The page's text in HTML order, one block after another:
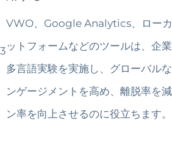
3
VWO、Google Analytics、ローカ
ットフォームなどのツールは、企
多言語実験を実施し、グローバル
ンゲージメントを高め、離脱率を
ン率を向上させるのに役立ちます